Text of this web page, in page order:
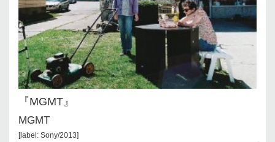
『MGMT』
MGMT
[label: Sony/2013]